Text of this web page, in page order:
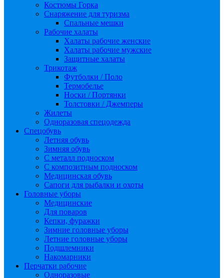
Костюмы Горка
Снаряжение для туризма
Спальные мешки
Рабочие халаты
Халаты рабочие женские
Халаты рабочие мужские
Защитные халаты
Трикотаж
Футболки / Поло
Термобелье
Носки / Портянки
Толстовки / Джемперы
Жилеты
Одноразовая спецодежда
Спецобувь
Летняя обувь
Зимняя обувь
С металл подноском
С композитным подноском
Медицинская обувь
Сапоги для рыбалки и охоты
Головные уборы
Медицинские
Для поваров
Кепки, фуражки
Зимние головные уборы
Летние головные уборы
Подшлемники
Накомарники
Перчатки рабочие
Одноразовые